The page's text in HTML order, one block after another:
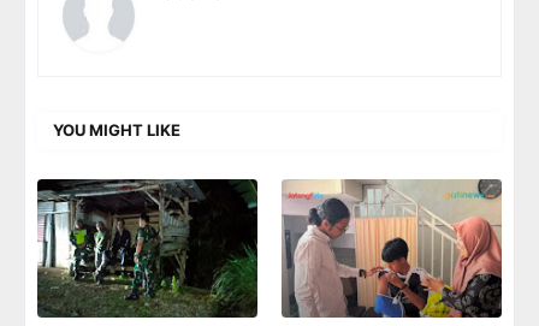
YOU MIGHT LIKE